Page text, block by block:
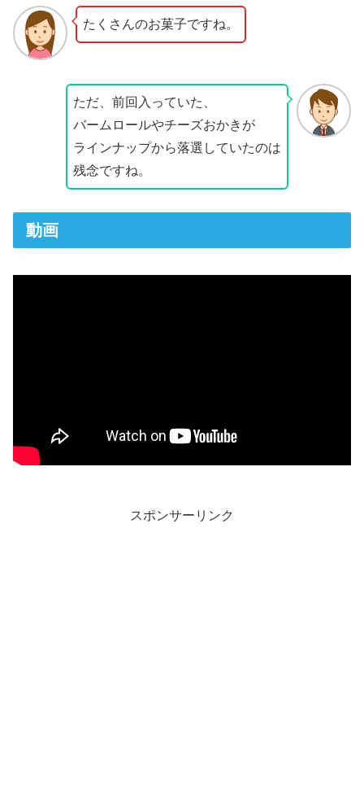
たくさんのお菓子ですね。
ただ、前回入っていた、
バームロールやチーズおかきが
ラインナップから落選していたのは
残念ですね。
動画
スポンサーリンク